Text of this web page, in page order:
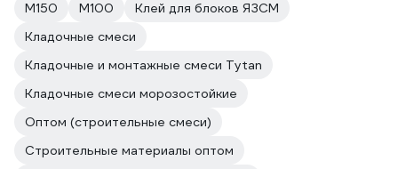
М150
М100
Клей для блоков ЯЗСМ
Кладочные смеси
Кладочные и монтажные смеси Tytan
Кладочные смеси морозостойкие
Оптом (строительные смеси)
Строительные материалы оптом